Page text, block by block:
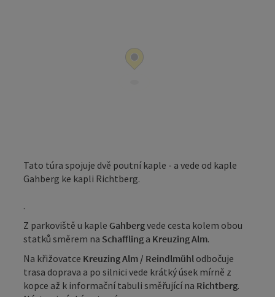
Tato túra spojuje dvě poutní kaple - a vede od kaple
Gahberg ke kapli Richtberg.
.
Z parkoviště u kaple Gahbergvede cesta kolem obou
statků směrem na Schaffling a Kreuzing Alm.
Na křižovatce Kreuzing Alm / Reindlmühl odbočuje
trasa doprava a po silnici vede krátký úsek mírně z
kopce až k informační tabuli směřující na Richtberg.